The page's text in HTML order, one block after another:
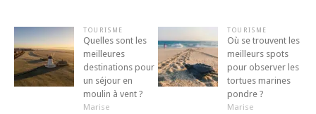
TOURISME
Quelles sont les
meilleures
destinations pour
un séjour en
moulin à vent ?
Marise
TOURISME
Où se trouvent les
meilleurs spots
pour observer les
tortues marines
pondre ?
Marise